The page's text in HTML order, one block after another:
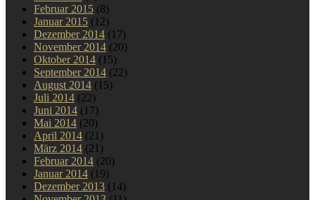
Februar 2015 (8)
Januar 2015 (12)
Dezember 2014 (17)
November 2014 (20)
Oktober 2014 (15)
September 2014 (22)
August 2014 (15)
Juli 2014 (22)
Juni 2014 (17)
Mai 2014 (20)
April 2014 (21)
März 2014 (21)
Februar 2014 (20)
Januar 2014 (19)
Dezember 2013 (14)